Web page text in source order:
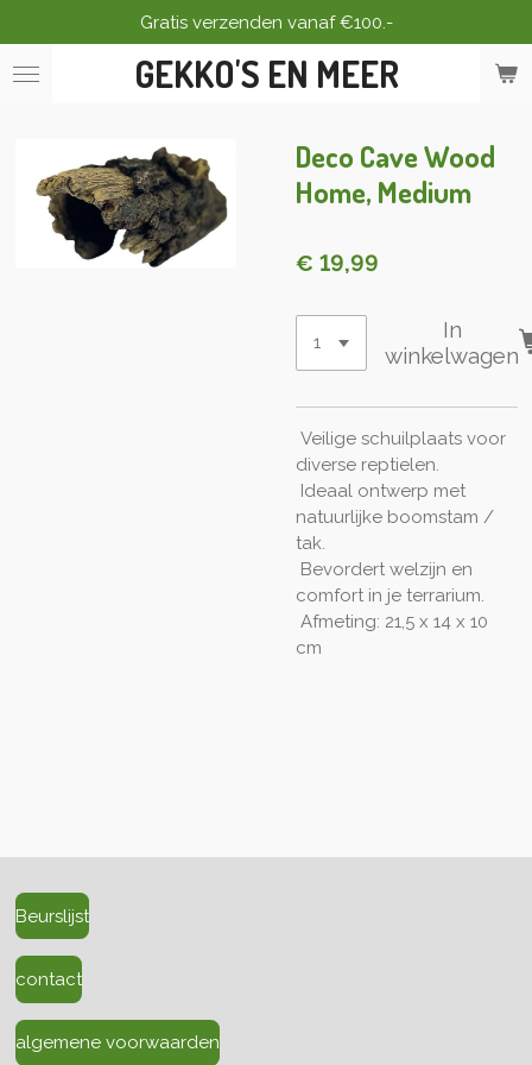
direct
naar
GEKKO'S EN MEER
Gratis verzenden vanaf €100.-
Deco Cave Wood
Home, Medium
€ 19,99
In
winkelwagen
Veilige schuilplaats voor
diverse reptielen.
Ideaal ontwerp met
natuurlijke boomstam /
tak.
Bevordert welzijn en
comfort in je terrarium.
Afmeting: 21,5 x 14 x 10
cm
Beurslijst
contact
algemene voorwaarden